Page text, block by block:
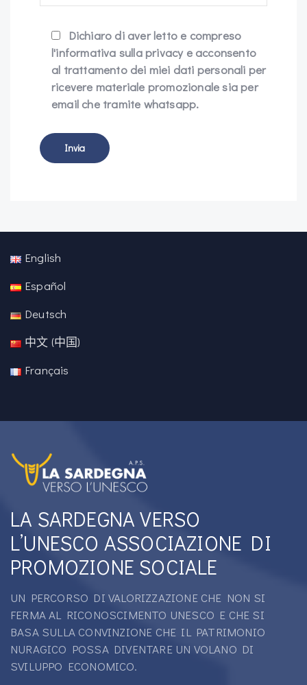
Dichiaro di aver letto e compreso
l'informativa sulla privacy e acconsento
al trattamento dei miei dati personali per
ricevere materiale promozionale sia per
email che tramite whatsapp.
English
Español
Deutsch
中文 (中国)
Français
LA SARDEGNA VERSO
L’UNESCO ASSOCIAZIONE DI
PROMOZIONE SOCIALE
UN PERCORSO DI VALORIZZAZIONE CHE NON SI
FERMA AL RICONOSCIMENTO UNESCO E CHE SI
BASA SULLA CONVINZIONE CHE IL PATRIMONIO
NURAGICO POSSA DIVENTARE UN VOLANO DI
SVILUPPO ECONOMICO.